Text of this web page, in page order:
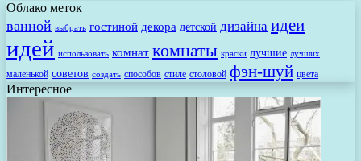
Облако меток
ванной выбрать гостиной декора детской дизайна идеи
идей использовать комнат комнаты краски лучшие лучших
маленькой советов создать способов стиле столовой фэн-шуй цвета
Интересное